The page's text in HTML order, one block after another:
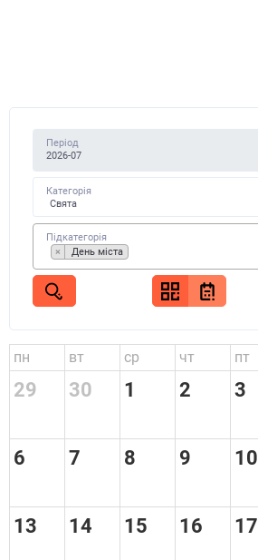
Період
Категорія
Підкатегорія
× День міста
пн вт ср чт пт
29 30 1 2 3
6 7 8 9 10
13 14 15 16 17